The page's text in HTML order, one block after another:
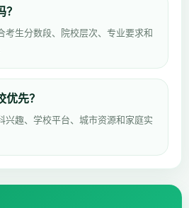
考生分数段、院校层次、专业要求和
先？
兴趣、学校平台、城市资源和家庭实